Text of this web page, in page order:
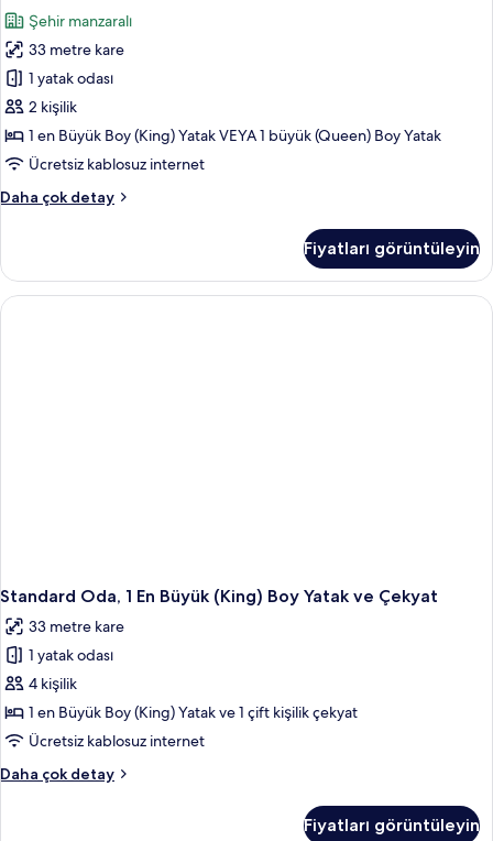
Şehir manzaralı
33 metre kare
1 yatak odası
2 kişilik
1 en Büyük Boy (King) Yatak VEYA 1 büyük (Queen) Boy Yatak
Ücretsiz kablosuz internet
Daha çok detay
Standard
fazla
detay
Fiyatları görüntüleyin
Standard Oda, 1 En Büyük (King) Boy Yatak ve Çekyat
33 metre kare
1 yatak odası
4 kişilik
1 en Büyük Boy (King) Yatak ve 1 çift kişilik çekyat
Ücretsiz kablosuz internet
Daha çok detay
Standard
Fiyatları görüntüleyin